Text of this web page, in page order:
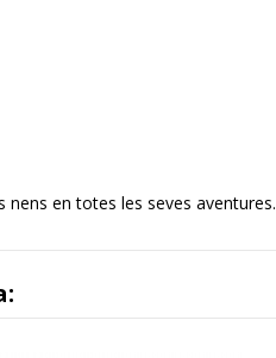
en totes les seves aventures.